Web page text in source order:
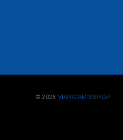
© 2026 VIARICAMBISHOP.